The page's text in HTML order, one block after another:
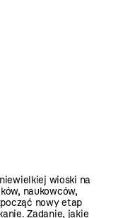
wioski na
naukowców,
nowy etap
Zadanie, jakie